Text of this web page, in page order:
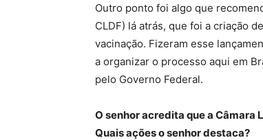
Outro ponto foi algo que
CLDF) lá atrás, que foi a criação
vacinação. Fizeram esse
a organizar o processo aqui em
pelo Governo Federal.
O senhor acredita que a
Quais ações o senhor destaca?